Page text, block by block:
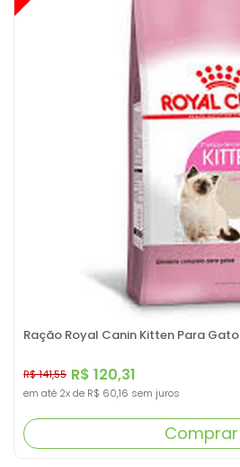
Ração Royal Canin Kitten Para
R$ 120,31
R$ 141,55
em até 2x de R$ 60,16 sem juros
Comprar